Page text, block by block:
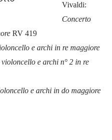
Vivaldi:
Concerto
RV 419
e archi in re maggiore
e archi n° 2 in re
e archi in do maggiore